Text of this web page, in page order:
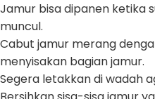
Jamur bisa dipanen ketika
muncul.
Cabut jamur merang
menyisakan bagian jamur.
Segera letakkan di wadah